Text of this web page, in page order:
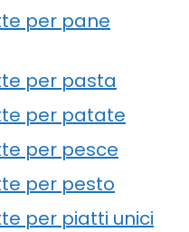
per pane
per pasta
per patate
per pesce
per pesto
per piatti unici